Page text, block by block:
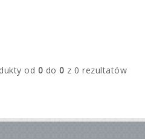
od 0 do 0 z 0 rezultatów